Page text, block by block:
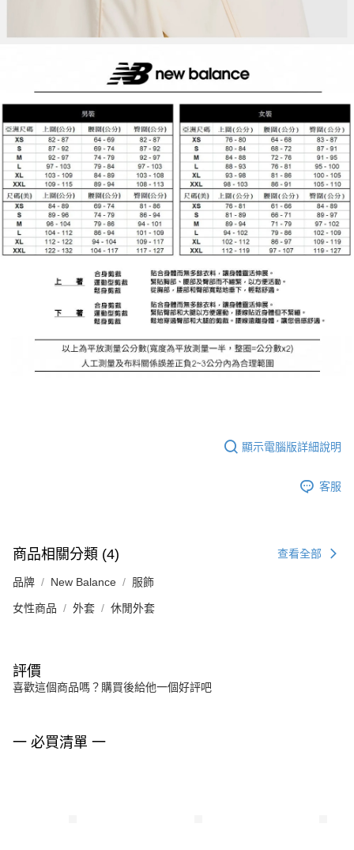
顯示電腦版詳細說明
客服
商品相關分類 (4) 查看全部
品牌 New Balance 服飾
女性商品 外套 休閒外套
評價
喜歡這個商品嗎？購買後給他一個好評吧
一 必買清單 一